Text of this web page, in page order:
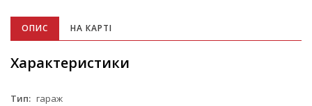
ОПИС НА КАРТІ
Характеристики
Тип: гараж